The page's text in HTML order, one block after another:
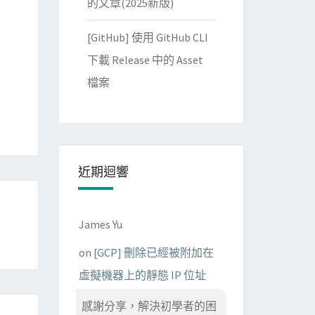
的文章(2025新版)
[GitHub] 使用 GitHub CLI
下載 Release 中的 Asset
檔案
近期迴響
James Yu
on [GCP] 刪除已經被附加在
虛擬機器上的靜態 IP 位址
感謝分享，解決初學者的困